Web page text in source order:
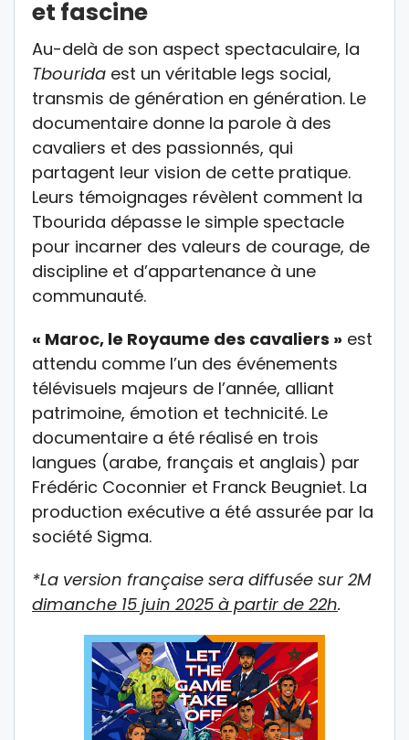
et fascine
Au-delà de son aspect spectaculaire, la
Tbourida est un véritable legs social,
transmis de génération en génération. Le
documentaire donne la parole à des
cavaliers et des passionnés, qui
partagent leur vision de cette pratique.
Leurs témoignages révèlent comment la
Tbourida dépasse le simple spectacle
pour incarner des valeurs de courage, de
discipline et d’appartenance à une
communauté.
« Maroc, le Royaume des cavaliers » est
attendu comme l’un des événements
télévisuels majeurs de l’année, alliant
patrimoine, émotion et technicité. Le
documentaire a été réalisé en trois
langues (arabe, français et anglais) par
Frédéric Coconnier et Franck Beugniet. La
production exécutive a été assurée par la
société Sigma.
*La version française sera diffusée sur 2M
dimanche 15 juin 2025 à partir de 22h.